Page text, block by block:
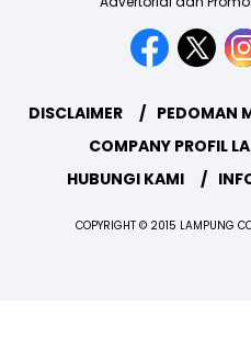
DISCLAIMER PEDOMAN
COMPANY PROFIL
HUBUNGI KAMI
COPYRIGHT © 2015 LAMPUNG